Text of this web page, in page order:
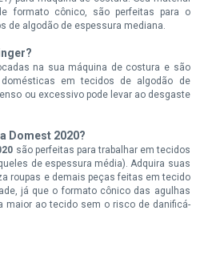
formato cônico, são perfeitas para o
de algodão de espessura mediana.
na sua máquina de costura e são
em tecidos de algodão de
ou excessivo pode levar ao desgaste
Domest 2020?
são perfeitas para trabalhar em tecidos
de espessura média). Adquira suas
roupas e demais peças feitas em tecido
já que o formato cônico das agulhas
maior ao tecido sem o risco de danificá-